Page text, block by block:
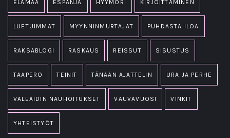
ELÄMÄÄ ESPANJA HYYMÖRI KIRJOITTAMINEN
LUETUIMMAT MYYNNINMURTAJAT PUHDASTA ILOA
RAKSABLOGI RASKAUS REISSUT SISUSTUS
TAAPERO TEINIT TÄNÄÄN AJATTELIN URA JA PERHE
VALEÄIDIN NAUHOITUKSET VAUVAVUOSI VINKIT
YHTEISTYÖT